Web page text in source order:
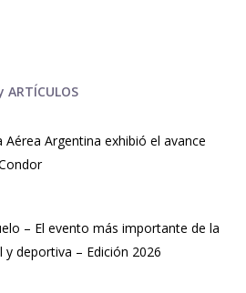
ARTÍCULOS
Aérea Argentina exhibió el avance
– El evento más importante de la
deportiva – Edición 2026